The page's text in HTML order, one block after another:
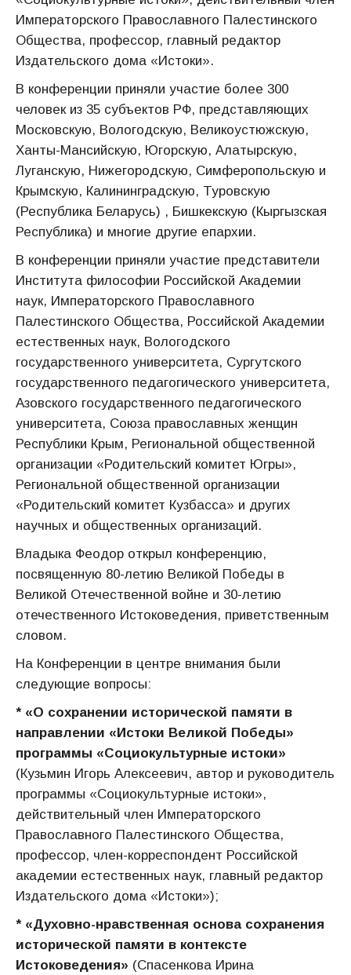
Императорского Православного Палестинского
Общества, профессор, главный редактор
Издательского дома «Истоки».
В конференции приняли участие более 300
человек из 35 субъектов РФ, представляющих
Московскую, Вологодскую, Великоустюжскую,
Ханты-Мансийскую, Югорскую, Алатырскую,
Луганскую, Нижегородскую, Симферопольскую и
Крымскую, Калининградскую, Туровскую
(Республика Беларусь) , Бишкекскую (Кыргызская
Республика) и многие другие епархии.
В конференции приняли участие представители
Института философии Российской Академии
наук, Императорского Православного
Палестинского Общества, Российской Академии
естественных наук, Вологодского
государственного университета, Сургутского
государственного педагогического университета,
Азовского государственного педагогического
университета, Союза православных женщин
Республики Крым, Региональной общественной
организации «Родительский комитет Югры»,
Региональной общественной организации
«Родительский комитет Кузбасса» и других
научных и общественных организаций.
Владыка Феодор открыл конференцию,
посвященную 80-летию Великой Победы в
Великой Отечественной войне и 30-летию
отечественного Истоковедения, приветственным
словом.
На Конференции в центре внимания были
следующие вопросы:
* «О сохранении исторической памяти в
направлении «Истоки Великой Победы»
программы «Социокультурные истоки»
(Кузьмин Игорь Алексеевич, автор и руководитель
программы «Социокультурные истоки»,
действительный член Императорского
Православного Палестинского Общества,
профессор, член-корреспондент Российской
академии естественных наук, главный редактор
Издательского дома «Истоки»);
* «Духовно-нравственная основа сохранения
исторической памяти в контексте
Истоковедения» (Спасенкова Ирина